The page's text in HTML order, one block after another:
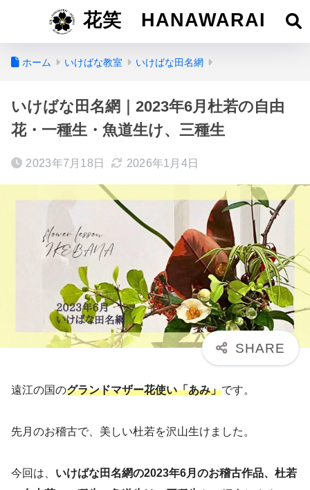
花笑 HANAWARAI
ホーム いけばな教室 いけばな田名網
いけばな田名網｜2023年6月杜若の自由
花・一種生・魚道生け、三種生
2023年7月18日 2026年1月4日
遠江の国のグランドマザー花使い「あみ」です。
先月のお稽古で、美しい杜若を沢山生けました。
今回は、 いけばな田名網の2023年6月のお稽古作品、杜若